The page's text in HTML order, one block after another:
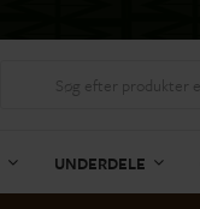
UNDERDELE